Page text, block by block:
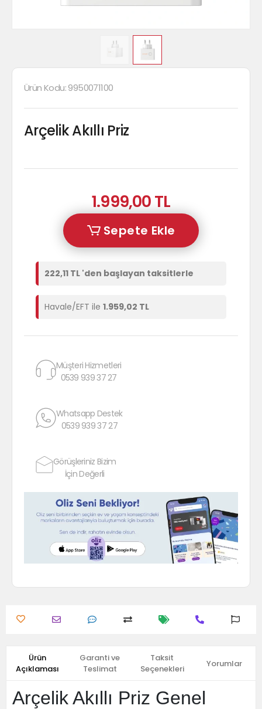
Ürün Kodu:9950071100
Arçelik Akıllı Priz
1.999,00 TL
Sepete Ekle
222,11 TL 'den başlayan taksitlerle
Havale/EFT ile 1.959,02 TL
Müşteri Hizmetleri
0539 939 37 27
Whatsapp Destek
0539 939 37 27
Görüşleriniz Bizim
İçin Değerli
Ürün
Açıklaması
Garanti ve
Teslimat
Taksit
Seçenekleri
Yorumlar
Arçelik Akıllı Priz Genel